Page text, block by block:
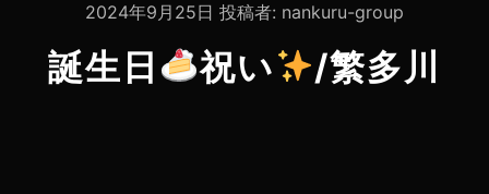
2024年9月25日 投稿者: nankuru-group
誕生日 祝い /繁多川